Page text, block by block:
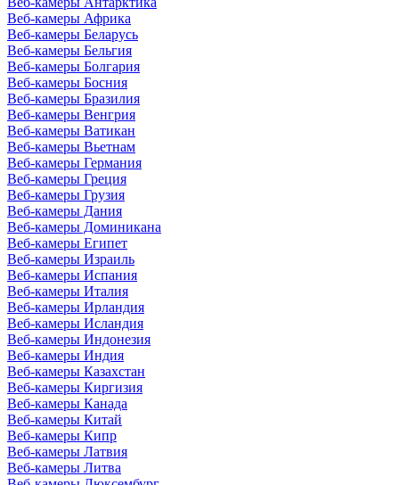
Веб-камеры Африка
Веб-камеры Беларусь
Веб-камеры Бельгия
Веб-камеры Болгария
Веб-камеры Босния
Веб-камеры Бразилия
Веб-камеры Венгрия
Веб-камеры Ватикан
Веб-камеры Вьетнам
Веб-камеры Германия
Веб-камеры Греция
Веб-камеры Грузия
Веб-камеры Дания
Веб-камеры Доминикана
Веб-камеры Египет
Веб-камеры Израиль
Веб-камеры Испания
Веб-камеры Италия
Веб-камеры Ирландия
Веб-камеры Исландия
Веб-камеры Индонезия
Веб-камеры Индия
Веб-камеры Казахстан
Веб-камеры Киргизия
Веб-камеры Канада
Веб-камеры Китай
Веб-камеры Кипр
Веб-камеры Латвия
Веб-камеры Литва